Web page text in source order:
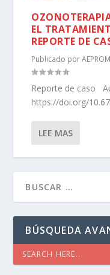
EL
REPORTE DE
Publicado por
Reporte de caso
https://doi.org/
LEE MAS
BÚSQUEDA